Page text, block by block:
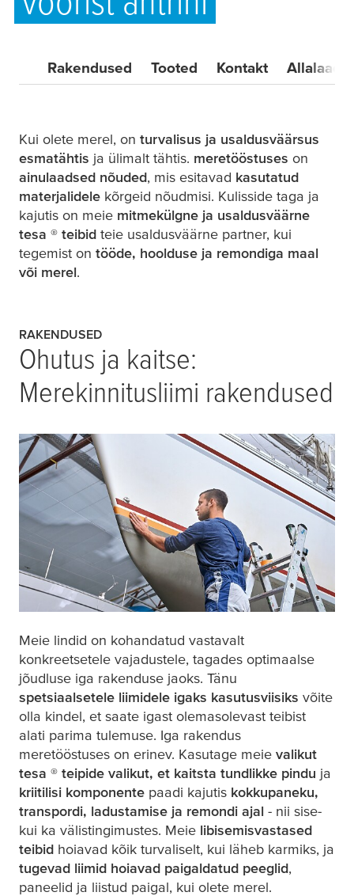
Rakendused Tooted Kontakt
Kui olete merel, on turvalisus ja usaldusväärsus
esmatähtis ja ülimalt tähtis. meretööstuses on
ainulaadsed nõuded, mis esitavad kasutatud
materjalidele kõrgeid nõudmisi. Kulisside taga ja
kajutis on meie mitmekülgne ja usaldusväärne
tesa ® teibid teie usaldusväärne partner, kui
tegemist on tööde, hoolduse ja remondiga maal
või merel.
RAKENDUSED
Ohutus ja kaitse:
Merekinnitusliimi rakendused
Meie lindid on kohandatud vastavalt
konkreetsetele vajadustele, tagades optimaalse
jõudluse iga rakenduse jaoks. Tänu
spetsiaalsetele liimidele igaks kasutusviisiks võite
olla kindel, et saate igast olemasolevast teibist
alati parima tulemuse. Iga rakendus
meretööstuses on erinev. Kasutage meie valikut
tesa ® teipide valikut, et kaitsta tundlikke pindu ja
kriitilisi komponente paadi kajutis kokkupaneku,
transpordi, ladustamise ja remondi ajal - nii sise-
kui ka välistingimustes. Meie libisemisvastased
teibid hoiavad kõik turvaliselt, kui läheb karmiks, ja
tugevad liimid hoiavad paigaldatud peeglid,
paneelid ja liistud paigal, kui olete merel.